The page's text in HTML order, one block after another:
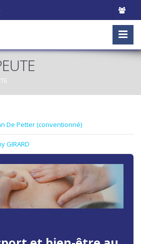
De Petter (conventionné)
GIRARD